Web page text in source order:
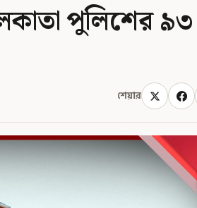
পুলিশের ৯৩
শেয়ার